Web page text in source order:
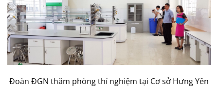
Đoàn ĐGN thăm phòng thí nghiệm tại Cơ sở Hưng Yên